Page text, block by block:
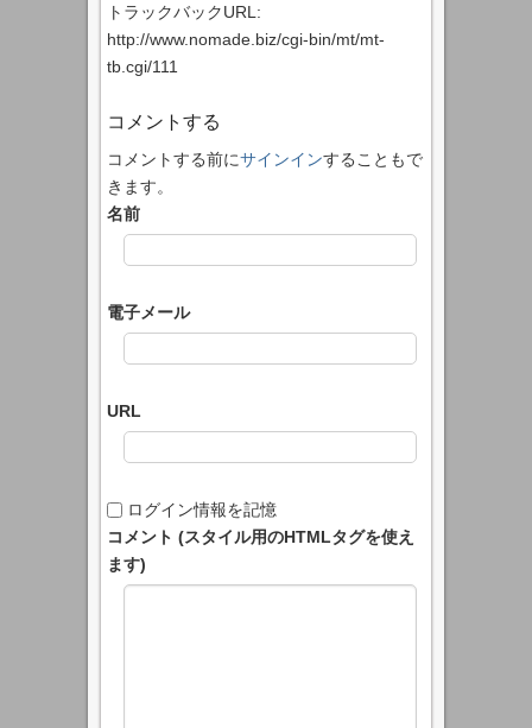
トラックバックURL:
http://www.nomade.biz/cgi-bin/mt/mt-
tb.cgi/111
コメントする
コメントする前にサインインすることもで
きます。
名前
電子メール
URL
ログイン情報を記憶
コメント (スタイル用のHTMLタグを使え
ます)